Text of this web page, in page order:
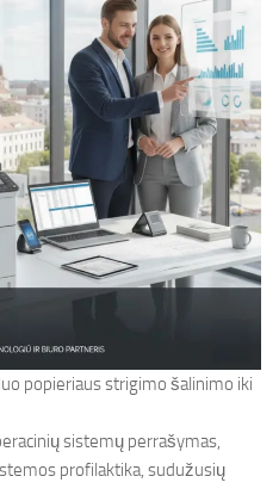
popieriaus strigimo šalinimo iki
sistemų perrašymas,
profilaktika, sudužusių